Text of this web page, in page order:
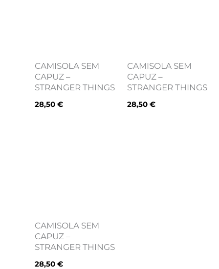
CAMISOLA SEM
CAPUZ –
STRANGER THINGS
28,50 €
CAMISOLA SEM
CAPUZ –
STRANGER THINGS
28,50 €
CAMISOLA SEM
CAPUZ –
STRANGER THINGS
28,50 €